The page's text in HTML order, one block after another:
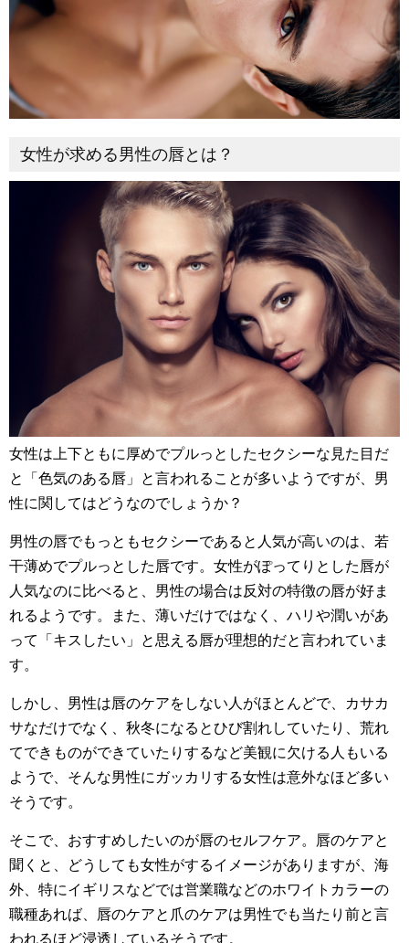
女性が求める男性の唇とは？
女性は上下ともに厚めでプルっとしたセクシーな見た目だ
と「色気のある唇」と言われることが多いようですが、男
性に関してはどうなのでしょうか？
男性の唇でもっともセクシーであると人気が高いのは、若
干薄めでプルっとした唇です。女性がぽってりとした唇が
人気なのに比べると、男性の場合は反対の特徴の唇が好ま
れるようです。また、薄いだけではなく、ハリや潤いがあ
って「キスしたい」と思える唇が理想的だと言われていま
す。
しかし、男性は唇のケアをしない人がほとんどで、カサカ
サなだけでなく、秋冬になるとひび割れしていたり、荒れ
てできものができていたりするなど美観に欠ける人もいる
ようで、そんな男性にガッカリする女性は意外なほど多い
そうです。
そこで、おすすめしたいのが唇のセルフケア。唇のケアと
聞くと、どうしても女性がするイメージがありますが、海
外、特にイギリスなどでは営業職などのホワイトカラーの
職種あれば、唇のケアと爪のケアは男性でも当たり前と言
われるほど浸透しているそうです。